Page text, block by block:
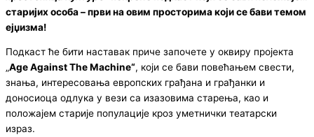
старијих особа – први на овим просторима који се бави темом
ејџизма!
Подкаст ће бити наставак приче започете у оквиру пројекта
„Age Against The Machine“, који се бави повећањем свести,
знања, интересовања европских грађана и грађанки и
доносиоца одлука у вези са изазовима старења, као и
положајем старије популације кроз уметнички театарски
израз.